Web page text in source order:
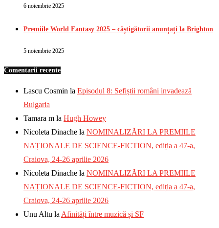
6 noiembrie 2025
Premiile World Fantasy 2025 – câștigătorii anunțați la Brighton
5 noiembrie 2025
Comentarii recente
Lascu Cosmin la Episodul 8: Sefiștii români invadează
Bulgaria
Tamara m la Hugh Howey
Nicoleta Dinache la NOMINALIZĂRI LA PREMIILE
NAȚIONALE DE SCIENCE-FICTION, ediția a 47-a,
Craiova, 24-26 aprilie 2026
Nicoleta Dinache la NOMINALIZĂRI LA PREMIILE
NAȚIONALE DE SCIENCE-FICTION, ediția a 47-a,
Craiova, 24-26 aprilie 2026
Unu Altu la Afinități între muzică și SF